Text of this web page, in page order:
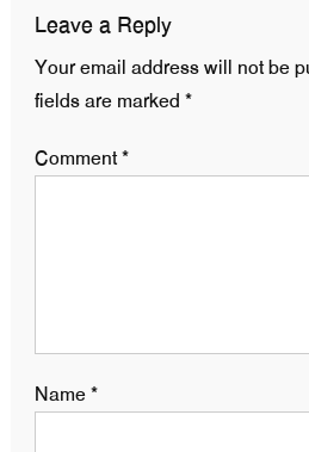
Leave a Reply
Your email address will not be
fields are marked *
Comment*
Name*